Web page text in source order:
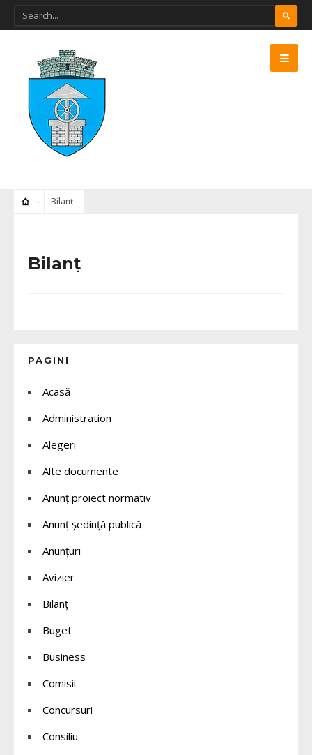
Bilanț
Bilanț
PAGINI
Acasă
Administration
Alegeri
Alte documente
Anunț proiect normativ
Anunț ședință publică
Anunțuri
Avizier
Bilanț
Buget
Business
Comisii
Concursuri
Consiliu